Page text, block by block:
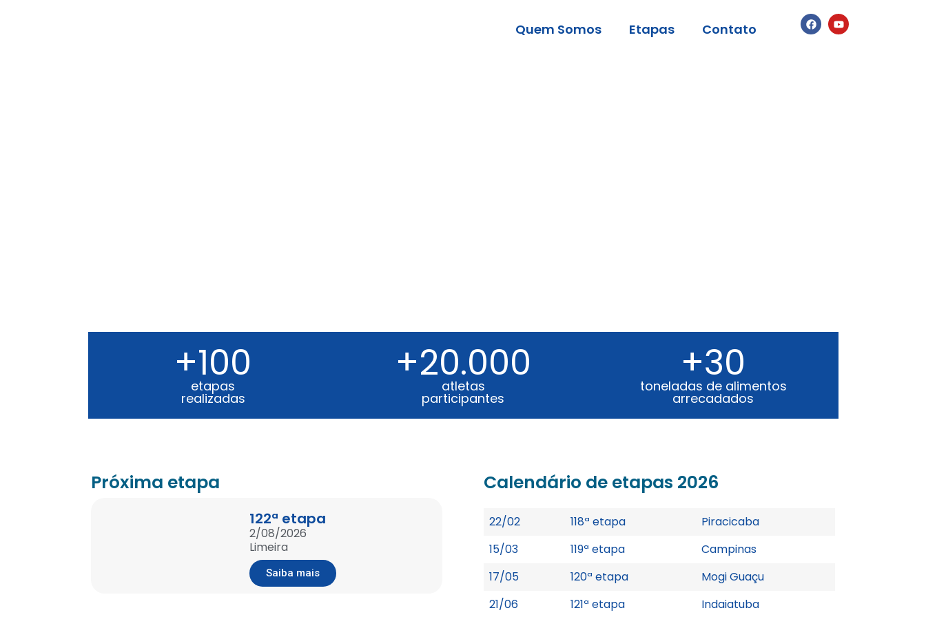
Quem Somos Etapas Contato
+100
etapas
realizadas
+20.000
atletas
participantes
+30
toneladas de alimentos
arrecadados
Próxima etapa
122ª etapa
2/08/2026
Limeira
Saiba mais
Calendário de etapas 2026
22/02 118ª etapa
Piracicaba
15/03
119ª etapa
Campinas
17/05
120ª etapa
Mogi Guaçu
21/06
121ª etapa Indaiatuba